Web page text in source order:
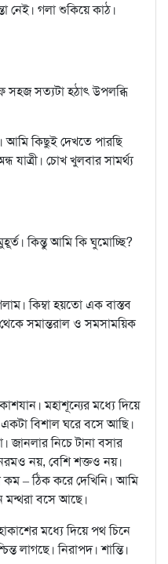
নেই। গলা শুকিয়ে কাঠ।
সহজ সত‍্যটা হঠাৎ উপলব্ধি
কিছুই দেখতে পারছি
চোখ খুলবার সামর্থ্য
কিন্তু আমি কি ঘুমোচ্ছি?
কিম্বা হয়তো এক বাস্তব
সমান্তরাল ও সমসাময়িক
মহাশূন্যের মধ‍্যে দিয়ে
বিশাল ঘরে বসে আছি।
জানলার নিচে টানা বসার
নয়, বেশি শক্তও নয়।
– ঠিক করে দেখিনি। আমি
মন্থরা বসে আছে।
মধ‍্যে দিয়ে পথ চিনে
লাগছে। নিরাপদ। শান্তি।